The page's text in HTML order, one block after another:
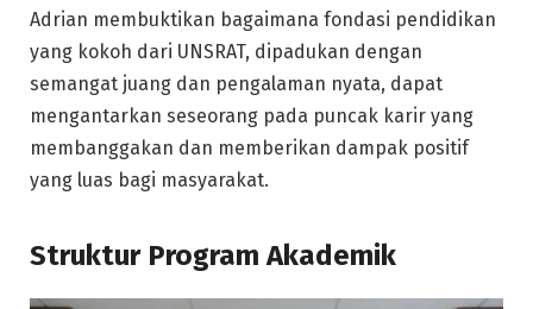
Adrian membuktikan bagaimana fondasi pendidikan
yang kokoh dari UNSRAT, dipadukan dengan
semangat juang dan pengalaman nyata, dapat
mengantarkan seseorang pada puncak karir yang
membanggakan dan memberikan dampak positif
yang luas bagi masyarakat.
Struktur Program Akademik